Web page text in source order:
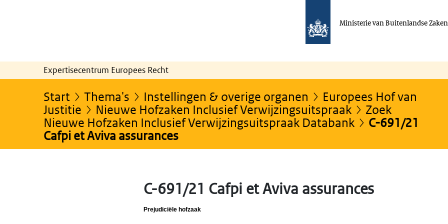
Ministerie van Buitenlandse Zaken
Expertisecentrum Europees Recht
Start Thema's Instellingen & overige organen
Europees Hof van
Justitie
Nieuwe Hofzaken Inclusief Verwijzingsuitspraak
Zoek
Nieuwe Hofzaken Inclusief Verwijzingsuitspraak Databank
C-691/21
Cafpi et Aviva assurances
C-691/21 Cafpi et Aviva assurances
Prejudiciële hofzaak